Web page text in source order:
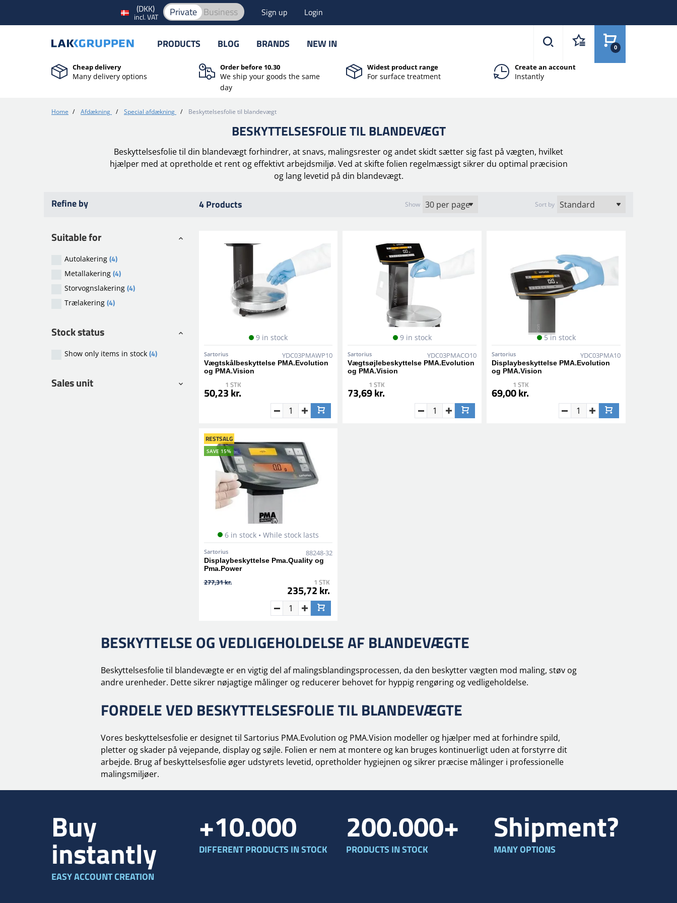
(DKK)
incl. VAT Private Business Sign up Login
PRODUCTS BLOG BRANDS NEW IN 0
Cheap delivery
Many delivery options
Order before 10.30
We ship your goods the same
day
Widest product range
For surface treatment
Create an account
Instantly
Home / Afdækning / Special afdækning / Beskyttelsesfolie til blandevægt
BESKYTTELSESFOLIE TIL BLANDEVÆGT
Beskyttelsesfolie til din blandevægt forhindrer, at snavs, malingsrester og andet skidt sætter sig fast på vægten, hvilket
hjælper med at opretholde et rent og effektivt arbejdsmiljø. Ved at skifte folien regelmæssigt sikrer du optimal præcision
og lang levetid på din blandevægt.
Refine by
Suitable for
Autolakering (4)
Metallakering (4)
Storvognslakering (4)
Trælakering (4)
Stock status
Show only items in stock (4)
Sales unit
4 Products Show Sort by
9 in stock
Sartorius YDC03PMAWP10
Vægtskålbeskyttelse PMA.Evolution
og PMA.Vision
1 STK
50,23 kr.
9 in stock
Sartorius YDC03PMACO10
Vægtsøjlebeskyttelse PMA.Evolution
og PMA.Vision
1 STK
73,69 kr.
5 in stock
Sartorius YDC03PMA10
Displaybeskyttelse PMA.Evolution
og PMA.Vision
1 STK
69,00 kr.
RESTSALG
SAVE 15%
6 in stock • While stock lasts
Sartorius 88248-32
Displaybeskyttelse Pma.Quality og
Pma.Power
277,31 kr. 1 STK
235,72 kr.
BESKYTTELSE OG VEDLIGEHOLDELSE AF BLANDEVÆGTE
Beskyttelsesfolie til blandevægte er en vigtig del af malingsblandingsprocessen, da den beskytter vægten mod maling, støv og
andre urenheder. Dette sikrer nøjagtige målinger og reducerer behovet for hyppig rengøring og vedligeholdelse.
FORDELE VED BESKYTTELSESFOLIE TIL BLANDEVÆGTE
Vores beskyttelsesfolie er designet til Sartorius PMA.Evolution og PMA.Vision modeller og hjælper med at forhindre spild,
pletter og skader på vejepande, display og søjle. Folien er nem at montere og kan bruges kontinuerligt uden at forstyrre dit
arbejde. Brug af beskyttelsesfolie øger udstyrets levetid, opretholder hygiejnen og sikrer præcise målinger i professionelle
malingsmiljøer.
Buy
instantly
EASY ACCOUNT CREATION
+10.000
DIFFERENT PRODUCTS IN STOCK
200.000+
PRODUCTS IN STOCK
Shipment?
MANY OPTIONS